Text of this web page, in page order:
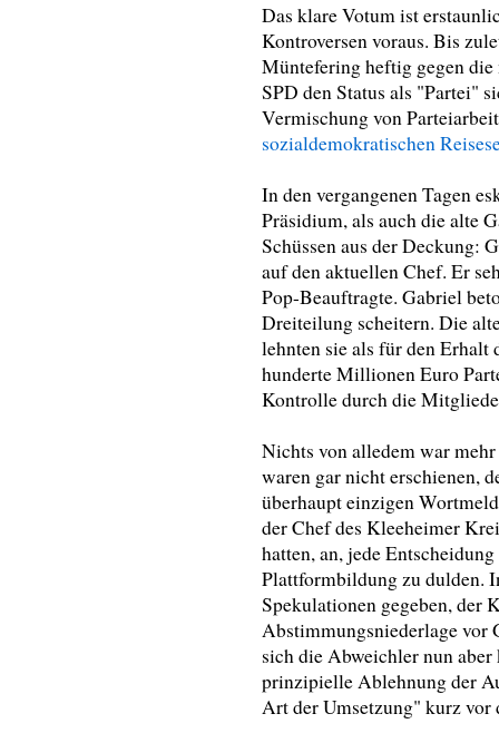
Das klare Votum ist
Kontroversen voraus. Bis
Müntefering heftig gegen
SPD den Status als "Partei"
Vermischung von
sozialdemokratischen
In den vergangenen Tagen
Präsidium, als auch die alte
Schüssen aus der Deckung:
auf den aktuellen Chef. Er
Pop-Beauftragte. Gabriel
Dreiteilung scheitern. Die
lehnten sie als für den Erhalt
hunderte Millionen Euro
Kontrolle durch die
Nichts von alledem war
waren gar nicht erschienen,
überhaupt einzigen
der Chef des Kleeheimer
hatten, an, jede
Plattformbildung zu dulden.
Spekulationen gegeben, der
Abstimmungsniederlage vor
sich die Abweichler nun
prinzipielle Ablehnung der
Art der Umsetzung" kurz vor